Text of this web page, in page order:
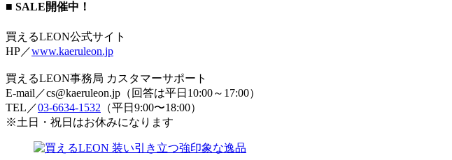
■ SALE開催中！
買えるLEON公式サイト
HP／www.kaeruleon.jp
買えるLEON事務局 カスタマーサポート
E-mail／cs@kaeruleon.jp（回答は平日10:00～17:00）
TEL／03-6634-1532 （平日9:00〜18:00）
※土日・祝日はお休みになります